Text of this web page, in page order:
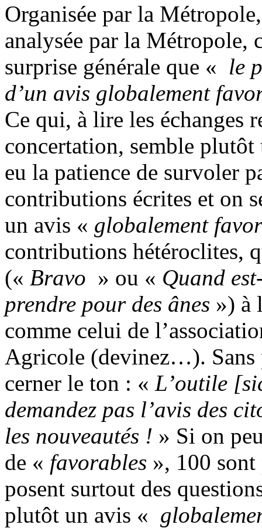
Organisée par la
analysée par la Métropole,
surprise générale que « le
d’un avis globalement
Ce qui, à lire les échanges
concertation, semble plutôt
eu la patience de survoler
contributions écrites et on
un avis « globalement
contributions hétéroclites,
(« Bravo » ou « Quand
prendre pour des ânes ») à
comme celui de
Agricole (devinez…). Sans
cerner le ton : « L’outile
demandez pas l’avis des
les nouveautés ! » Si on
de « favorables », 100
posent surtout des
plutôt un avis «